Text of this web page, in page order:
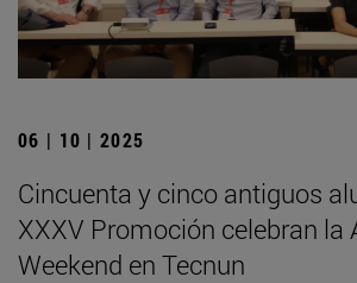
06 | 10 | 2025
Cincuenta y cinco antiguos
XXXV Promoción celebran la
Weekend en Tecnun